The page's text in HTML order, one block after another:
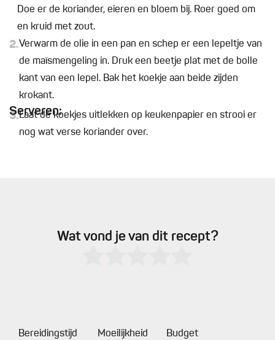
Doe er de koriander, eieren en bloem bij. Roer goed om
en kruid met zout.
2.Verwarm de olie in een pan en schep er een lepeltje van
de maïsmengeling in. Druk een beetje plat met de bolle
kant van een lepel. Bak het koekje aan beide zijden
krokant.
Serveren:
3.Laat de koekjes uitlekken op keukenpapier en strooi er
nog wat verse koriander over.
Wat vond je van dit recept?
Bereidingstijd
Moeilijkheid
Budget